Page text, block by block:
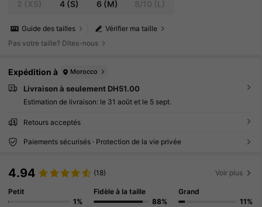
4(S) 6 (M)
Vérifier ma taille
Guide des tailles
Pas votre taille? Dites-nous
Expédition à Morocco
Livraison à seulement DH51.00
Estimation de livraison: le 31 août et le 5 sept.
Retours acceptés
Paiements sécurisés · Protection de la vie privée
4.94 (18) Voir plus
Petit
1%
Fidèle à la taille
88%
Grand
11%